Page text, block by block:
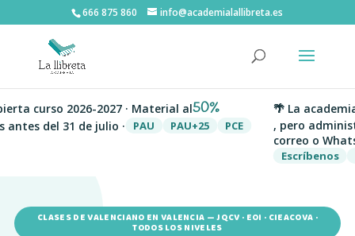
666 875 860 info@academialallibreta.es
curso 2026-2027 · Material al50%
del 31 de julio · PAU PAU+25 PCE
🌴 La
, pero
correo o
Escríbenos
CLASES DE VALENCIANO EN VALENCIA — JQCV · EOI · CIEACOVA ·
TODOS LOS NIVELES